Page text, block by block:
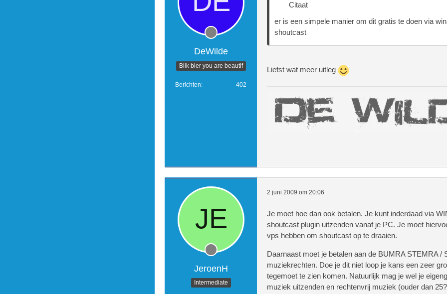
DeWilde
Blik bier you are beautif
Berichten 402
Citaat
er is een simpele manier om dit gratis te doen via
shoutcast
Liefst wat meer uitleg
JeroenH
Intermediate
2 juni 2009 om 20:06
Je moet hoe dan ook betalen. Je kunt inderdaad via
shoutcast plugin uitzenden vanaf je PC. Je moet
vps hebben om shoutcast op te draaien.
Daarnaast moet je betalen aan de BUMRA STEMRA /
muziekrechten. Doe je dit niet loop je kans een zeer
tegemoet te zien komen. Natuurlijk mag je wel je
muziek uitzenden en rechtenvrij muziek (ouder dan